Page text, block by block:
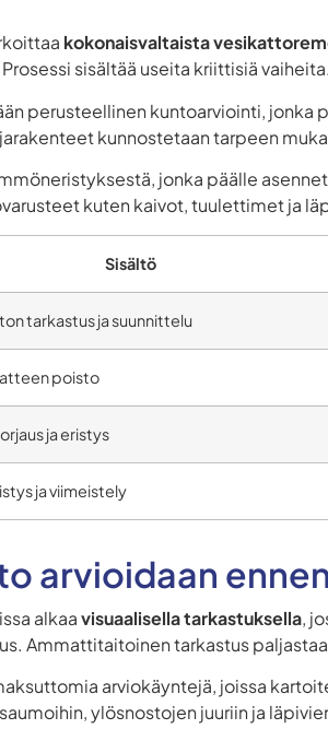
kokonaisvaltaista
sisältää useita kriittisiä vaiheita.
perusteellinen kuntoarviointi, jonka
kunnostetaan tarpeen
jonka päälle
kuten kaivot, tuulettimet ja
Sisältö
tarkastus ja suunnittelu
poisto
ja eristys
ja viimeistely
arvioidaan
alkaavisuaalisella tarkastuksella,
Ammattitaitoinen tarkastus
arviokäyntejä, joissa
ylösnostojen juuriin ja